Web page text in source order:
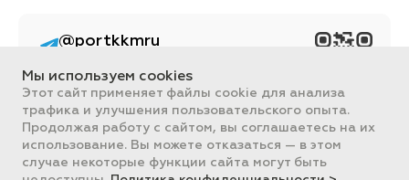
Вся информация, размещенная на сайте, носит ознакомительный
характер и не является публичной офертой, определяемой
положениями Статьи 437 ГК РФ.
Все цены на сайте указаны с НДС. ООО "ПОРТ" ИНН 2461018892,
ОГРН 1022401953496
@portkkmru
контент PORT - бизнес
портал
Мы используем cookies
Этот сайт применяет файлы cookie для анализа
трафика и улучшения пользовательского опыта.
Продолжая работу с сайтом, вы соглашаетесь на их
использование. Вы можете отказаться — в этом
случае некоторые функции сайта могут быть